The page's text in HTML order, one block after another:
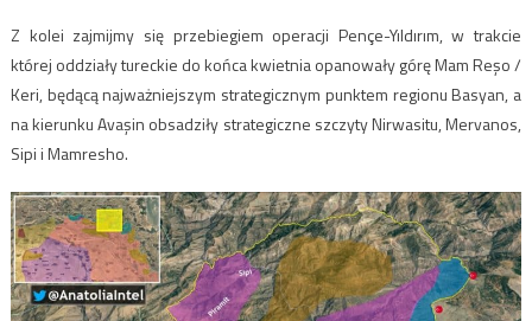
Z kolei zajmijmy się przebiegiem operacji Pençe-Yıldırım, w trakcie
której oddziały tureckie do końca kwietnia opanowały górę Mam Reşo /
Keri, będącą najważniejszym strategicznym punktem regionu Basyan, a
na kierunku Avaşin obsadziły strategiczne szczyty Nirwasitu, Mervanos,
Sipi i Mamresho.